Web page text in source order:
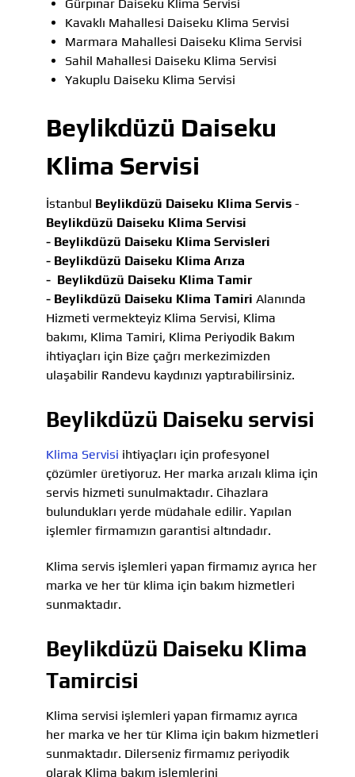
Gürpınar Daiseku Klima Servisi
Kavaklı Mahallesi Daiseku Klima Servisi
Marmara Mahallesi Daiseku Klima Servisi
Sahil Mahallesi Daiseku Klima Servisi
Yakuplu Daiseku Klima Servisi
Beylikdüzü Daiseku
Klima Servisi
İstanbul Beylikdüzü Daiseku Klima Servis -
Beylikdüzü Daiseku Klima Servisi
- Beylikdüzü Daiseku Klima Servisleri
- Beylikdüzü Daiseku Klima Arıza
- Beylikdüzü Daiseku Klima Tamir
- Beylikdüzü Daiseku Klima Tamiri Alanında
Hizmeti vermekteyiz Klima Servisi, Klima
bakımı, Klima Tamiri, Klima Periyodik Bakım
ihtiyaçları için Bize çağrı merkezimizden
ulaşabilir Randevu kaydınızı yaptırabilirsiniz.
Beylikdüzü Daiseku servisi
Klima Servisi ihtiyaçları için profesyonel
çözümler üretiyoruz. Her marka arızalı klima için
servis hizmeti sunulmaktadır. Cihazlara
bulundukları yerde müdahale edilir. Yapılan
işlemler firmamızın garantisi altındadır.
Klima servis işlemleri yapan firmamız ayrıca her
marka ve her tür klima için bakım hizmetleri
sunmaktadır.
Beylikdüzü Daiseku Klima
Tamircisi
Klima servisi işlemleri yapan firmamız ayrıca
her marka ve her tür Klima için bakım hizmetleri
sunmaktadır. Dilerseniz firmamız periyodik
olarak Klima bakım işlemlerini